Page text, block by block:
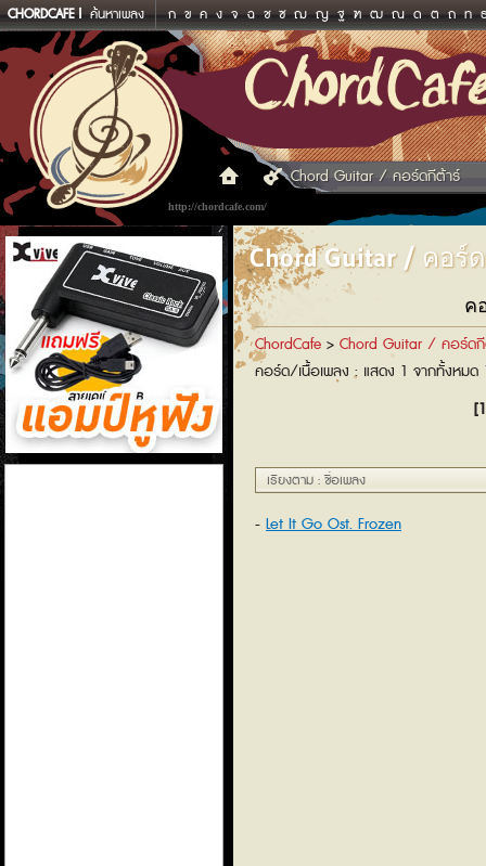
CHORDCAFE ค้นหาเพลง ก ข ค ง จ ฉ ช ซ ฌ ญ ฐ ฑ ฒ ณ ด ต ถ ท
http://chordcafe.com/
Chord Guitar / คอร์ดกีต้าร์
แอมป์หูฟัง
Chord Guitar / คอร์
ค
ChordCafe > Chord Guitar / คอร์ด
คอร์ด/เนื้อเพลง : แสดง 1 จากทั้งหมด
เรียงตาม : ชื่อเพลง
Let It Go Ost. Frozen